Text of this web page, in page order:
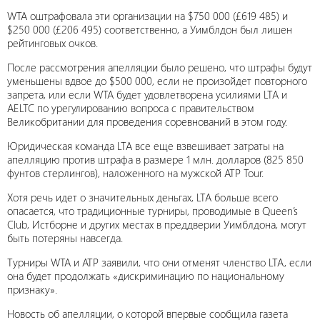
WTA оштрафовала эти организации на $750 000 (£619 485) и
$250 000 (£206 495) соответственно, а Уимблдон был лишен
рейтинговых очков.
После рассмотрения апелляции было решено, что штрафы будут
уменьшены вдвое до $500 000, если не произойдет повторного
запрета, или если WTA будет удовлетворена усилиями LTA и
AELTC по урегулированию вопроса с правительством
Великобритании для проведения соревнований в этом году.
Юридическая команда LTA все еще взвешивает затраты на
апелляцию против штрафа в размере 1 млн. долларов (825 850
фунтов стерлингов), наложенного на мужской ATP Tour.
Хотя речь идет о значительных деньгах, LTA больше всего
опасается, что традиционные турниры, проводимые в Queen’s
Club, Истборне и других местах в преддверии Уимблдона, могут
быть потеряны навсегда.
Турниры WTA и ATP заявили, что они отменят членство LTA, если
она будет продолжать «дискриминацию по национальному
признаку».
Новость об апелляции, о которой впервые сообщила газета